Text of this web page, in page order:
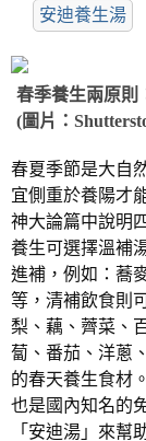
安迪養生湯
春季養生兩原則
(圖片：
春夏季節是大自
宜側重於養陽才
神大論篇中說明
養生可選擇溫補
進補，例如：蕎
等，清補飲食則
梨、藕、薺菜、
蔔、番茄、洋蔥
的春天養生食材
也是國內知名的
「安迪湯」來幫